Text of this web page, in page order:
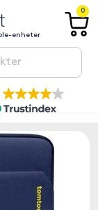
enheter
0